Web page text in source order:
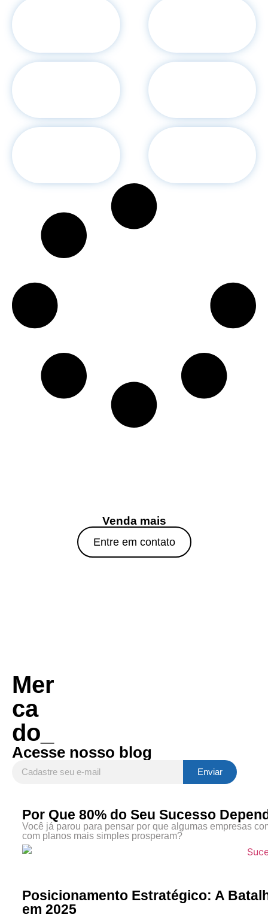
Venda mais
Entre em contato
Mer
ca
do_
Acesse nosso blog
Enviar
Por Que 80% do Seu Sucesso
Você já parou para pensar por que algumas empresas
com planos mais simples prosperam?
Posicionamento Estratégico: A
em 2025